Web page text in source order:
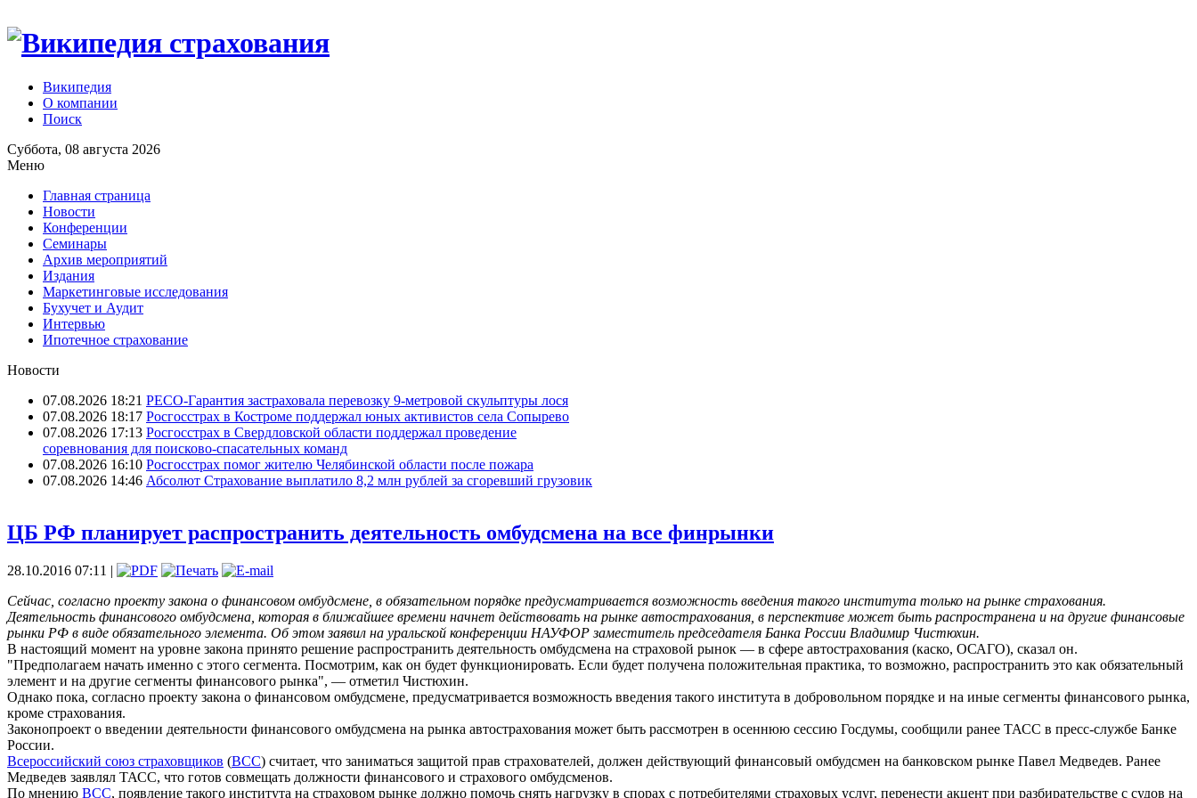
Википедия
О компании
Поиск
Суббота, 08 августа 2026
Меню
Главная страница
Новости
Конференции
Семинары
Архив мероприятий
Издания
Маркетинговые исследования
Бухучет и Аудит
Интервью
Ипотечное страхование
Новости
07.08.2026 18:21 РЕСО-Гарантия застраховала перевозку 9-метровой скульптуры лося
07.08.2026 18:17 Росгосстрах в Костроме поддержал юных активистов села Сопырево
07.08.2026 17:13 Росгосстрах в Свердловской области поддержал проведение
соревнования для поисково‑спасательных команд
07.08.2026 16:10 Росгосстрах помог жителю Челябинской области после пожара
07.08.2026 14:46 Абсолют Страхование выплатило 8,2 млн рублей за сгоревший грузовик
ЦБ РФ планирует распространить деятельность омбудсмена на все финрынки
28.10.2016 07:11 |
Сейчас, согласно проекту закона о финансовом омбудсмене, в обязательном порядке предусматривается возможность введения такого института только на рынке страхования.
Деятельность финансового омбудсмена, которая в ближайшее времени начнет действовать на рынке автострахования, в перспективе может быть распространена и на другие финансовые
рынки РФ в виде обязательного элемента. Об этом заявил на уральской конференции НАУФОР заместитель председателя Банка России Владимир Чистюхин.
В настоящий момент на уровне закона принято решение распространить деятельность омбудсмена на страховой рынок — в сфере автострахования (каско, ОСАГО), сказал он.
"Предполагаем начать именно с этого сегмента. Посмотрим, как он будет функционировать. Если будет получена положительная практика, то возможно, распространить это как обязательный
элемент и на другие сегменты финансового рынка", — отметил Чистюхин.
Однако пока, согласно проекту закона о финансовом омбудсмене, предусматривается возможность введения такого института в добровольном порядке и на иные сегменты финансового рынка,
кроме страхования.
Законопроект о введении деятельности финансового омбудсмена на рынка автострахования может быть рассмотрен в осеннюю сессию Госдумы, сообщили ранее ТАСС в пресс-службе Банке
России.
Всероссийский союз страховщиков (ВСС) считает, что заниматься защитой прав страхователей, должен действующий финансовый омбудсмен на банковском рынке Павел Медведев. Ранее
Медведев заявлял ТАСС, что готов совмещать должности финансового и страхового омбудсменов.
По мнению ВСС, появление такого института на страховом рынке должно помочь снять нагрузку в спорах с потребителями страховых услуг, перенести акцент при разбирательстве с судов на